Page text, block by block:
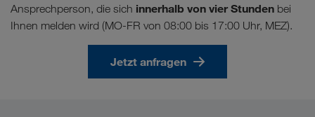
Ansprechperson, die sich innerhalb von vier Stunden bei
Ihnen melden wird (MO-FR von 08:00 bis 17:00 Uhr, MEZ).
Jetzt anfragen